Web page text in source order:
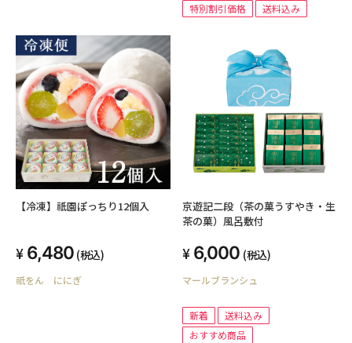
特別割引価格 送料込み
【冷凍】祇園ぽっちり12個入
6,480 (税込)
祇をん ににぎ
京遊記二段（茶の菓うすやき・生
茶の菓）風呂敷付
6,000 (税込)
マールブランシュ
新着
送料込み
おすすめ商品